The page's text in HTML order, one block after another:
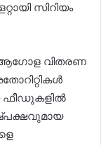
സിറിയം
വിതരണ
ഫീഡുകളില്‍